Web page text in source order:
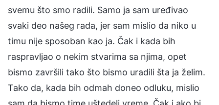
svemu što smo radili. Samo ja sam uređivao
svaki deo našeg rada, jer sam mislio da niko u
timu nije sposoban kao ja. Čak i kada bih
raspravljao o nekim stvarima sa njima, opet
bismo završili tako što bismo uradili šta ja želim.
Tako da, kada bih odmah doneo odluku, mislio